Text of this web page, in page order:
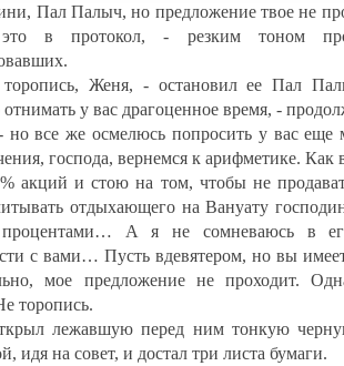
Пал Палыч, но предложение твое не
это в протокол, - резким тоном
Женя, - остановил ее Пал
у вас драгоценное время, -
но все же осмелюсь попросить у вас еще
господа, вернемся к арифметике. Как
акций и стою на том, чтобы не
отдыхающего на Вануату
процентами… А я не сомневаюсь в
с вами… Пусть вдевятером, но вы
мое предложение не проходит.
торопись.
лежавшую перед ним тонкую
идя на совет, и достал три листа бумаги.